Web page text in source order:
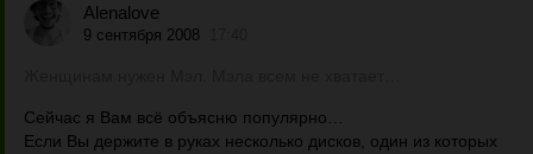
Alenalove
9 сентября 2008
Сейчас я Вам всё объясню популярно…
Если Вы держите в руках несколько дисков, один из которых